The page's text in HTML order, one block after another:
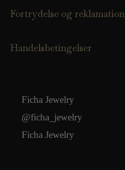
Fortrydelse og reklamation
Handelsbetingelser
Ficha Jewelry
@ficha_jewelry
Ficha Jewelry